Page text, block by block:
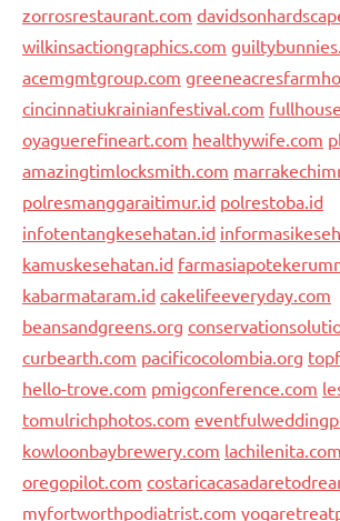
zorrosrestaurant.com
wilkinsactiongraphics.com
acemgmtgroup.com
cincinnatiukrainianfestival.com
oyaguerefineart.com healthywife.com
amazingtimlocksmith.com
polresmanggaraitimur.id polrestoba.id
infotentangkesehatan.id
kamuskesehatan.id
kabarmataram.id cakelifeeveryday.com
beansandgreens.org
curbearth.com pacificocolombia.org
hello-trove.com pmigconference.com
tomulrichphotos.com
kowloonbaybrewery.com lachilenita.com
oregopilot.com
myfortworthpodiatrist.com